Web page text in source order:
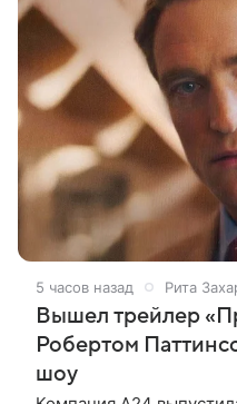
5 часов назад Рита
Вышел трейлер
Робертом
шоу